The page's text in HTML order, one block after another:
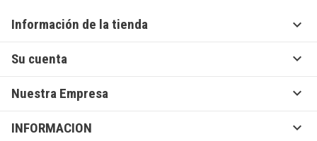
Información de la tienda 
Su cuenta 
Nuestra Empresa 
INFORMACION 